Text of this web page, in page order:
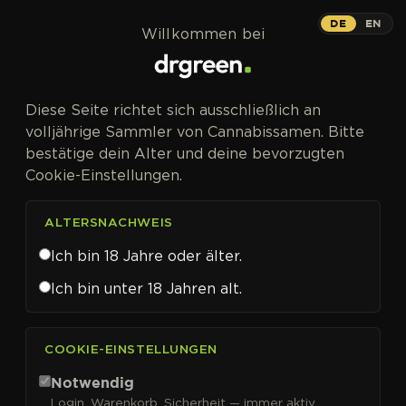
Fast Buds
DE EN
Willkommen bei
Diese Seite richtet sich ausschließlich an
volljährige Sammler von Cannabissamen. Bitte
bestätige dein Alter und deine bevorzugten
Cookie-Einstellungen.
ALTERSNACHWEIS
Ich bin 18 Jahre oder älter.
Ich bin unter 18 Jahren alt.
COOKIE-EINSTELLUNGEN
Notwendig
Login, Warenkorb, Sicherheit — immer aktiv.